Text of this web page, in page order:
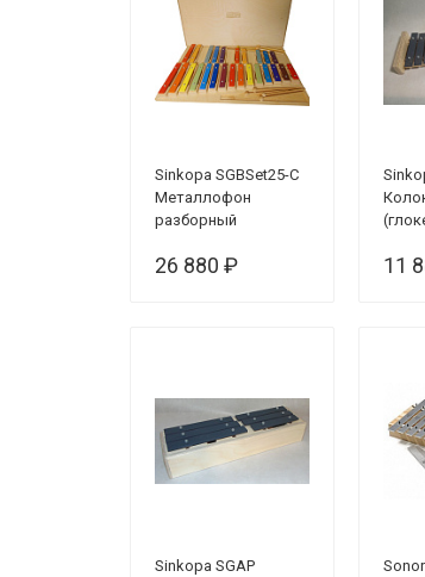
Sinkopa SGBSet25-C
Металлофон
разборный
альт 25 нот,
26 880 ₽ 11
Sinkopa SGAP